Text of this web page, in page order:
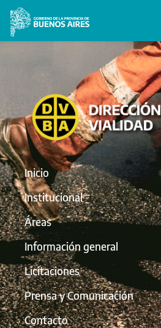
Inicio
Institucional
Áreas
Información general
Licitaciones
Prensa y Comunicación
Contacto